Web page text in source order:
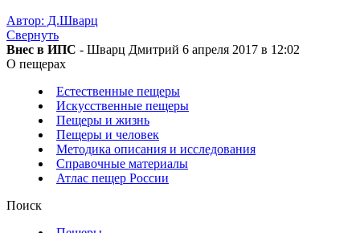
Автор: Д.Шварц
Свернуть
Внес в ИПС - Шварц Дмитрий 6 апреля 2017 в 12:02
О пещерах
Естественные пещеры
Искусственные пещеры
Пещеры и жизнь
Пещеры и человек
Методика описания и исследования
Справочные материалы
Атлас пещер России
Поиск